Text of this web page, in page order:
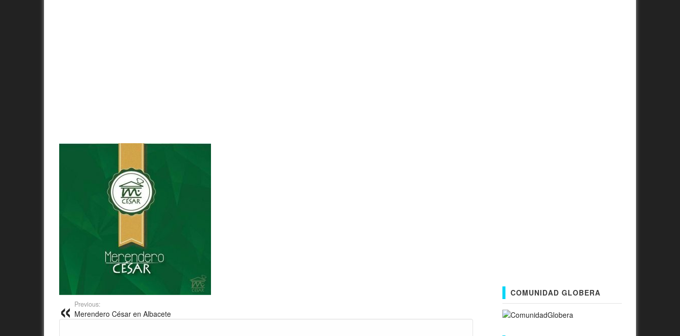
Previous:
Merendero César en Albacete
COMUNIDAD GLOBERA